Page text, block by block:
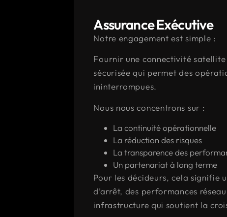
Assurance Exécutive
Notre engagement est simple :
Fournir une connectivité
sécurisée qui permet des
ininterrompues.
Nous nous concentrons sur :
La continuité opérationnelle
La réduction des risques
La transparence des
Un partenariat à long terme
Pour les décideurs, cela signifie
d’arrêt, des performances
infrastructure qui soutient la